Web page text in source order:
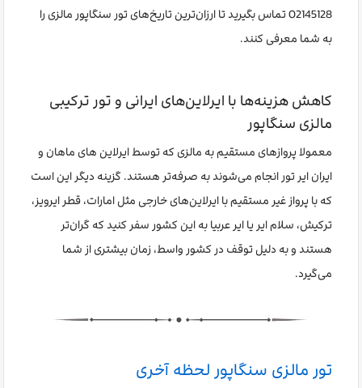
02145128 تماس بگیرید تا ارزان‌ترین تاریخ‌های تور سنگاپور مالزی را
به شما معرفی کنند.
کاهش هزینه‌ها با ایرلاین‌های ایرانی و تور ترکیبی
مالزی سنگاپور
معمولا پروازهای مستقیم به مالزی که توسط ایرلاین های ماهان و
ایران ایر تور انجام می‌شوند به صرفه‌تر هستند. گزینه دیگر این است
که با پرواز غیر مستقیم با ایرلاین‌های خارجی مثل امارات، قطر ایرویز،
ترکیش، سلام ایر یا ایر عربیا به این کشور سفر کنید که گران‌تر
هستند و به دلیل توقف در کشور واسط، زمان بیشتری از شما
می‌گیرد.
تور مالزی سنگاپور لحظه آخری